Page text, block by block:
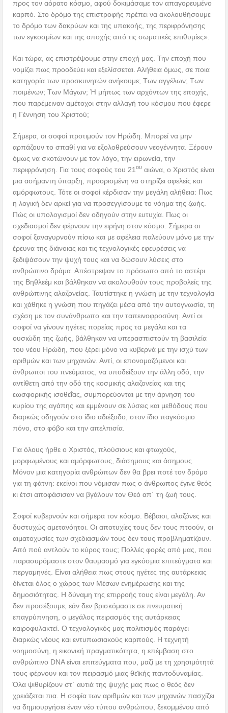
προς τον αόρατο κόσμο, αφού δοκιμάσαμε τον απαγορευμένο
καρπό. Στο δρόμο της επιστροφής πρέπει να ακολουθήσουμε
το δρόμο των δακρύων και της υπακοής, της περιφρόνησης
των εγκοσμίων και της αποχής από τις σωματικές επιθυμίες».
Και τώρα, ας επιστρέψουμε στην εποχή μας. Την εποχή που
νομίζει πως προοδεύει και εξελίσσεται. Αλήθεια όμως, σε ποια
κατηγορία των προσκυνητών ανήκουμε; Των αγγέλων; Των
ποιμένων; Των Μάγων; Ή μήπως των αρχόντων της εποχής,
που παρέμειναν αμέτοχοι στην αλλαγή του κόσμου που έφερε
η Γέννηση του Χριστού;
Σήμερα, οι σοφοί προτιμούν τον Ηρώδη. Μπορεί να μην
αρπάζουν το σπαθί για να εξολοθρεύσουν νεογέννητα. Ξέρουν
όμως να σκοτώνουν με τον λόγο, την ειρωνεία, την
περιφρόνηση. Για τους σοφούς του 21ου αιώνα, ο Χριστός είναι
μια ασήμαντη ύπαρξη, προορισμένη να στηρίζει αφελείς και
αμόρφωτους. Τότε οι σοφοί κέρδισαν την μεγάλη αλήθεια: Πως
η λογική δεν αρκεί για να προσεγγίσουμε το νόημα της ζωής.
Πώς οι υπολογισμοί δεν οδηγούν στην ευτυχία. Πως οι
σχεδιασμοί δεν φέρνουν την ειρήνη στον κόσμο. Σήμερα οι
σοφοί ξαναγυρνούν πίσω και με αφέλεια παλεύουν μόνο με την
έρευνα της διάνοιας και τις τεχνολογικές εφευρέσεις να
ξεδιψάσουν την ψυχή τους και να δώσουν λύσεις στο
ανθρώπινο δράμα. Απέστρεψαν το πρόσωπο από το αστέρι
της Βηθλεέμ και βάλθηκαν να ακολουθούν τους προβολείς της
ανθρώπινης αλαζονείας. Ταυτίστηκε η γνώση με την τεχνολογία
και χάθηκε η γνώση που πηγάζει μέσα από την αυτογνωσία, τη
σχέση με τον συνάνθρωπο και την ταπεινοφροσύνη. Αντί οι
σοφοί να γίνουν ηγέτες πορείας προς τα μεγάλα και τα
ουσιώδη της ζωής, βάλθηκαν να υπερασπιστούν τη βασιλεία
του νέου Ηρώδη, που ξέρει μόνο να κυβερνά με την ισχύ των
αριθμών και των μηχανών. Αντί, οι επονομαζόμενοι και
άνθρωποι του πνεύματος, να υποδείξουν την άλλη οδό, την
αντίθετη από την οδό της κοσμικής αλαζονείας και της
εωσφορικής ισοθεΐας, συμπορεύονται με την άρνηση του
κυρίου της αγάπης και εμμένουν σε λύσεις και μεθόδους που
διαρκώς οδηγούν στο ίδιο αδιέξοδο, στον ίδιο παγκόσμιο
πόνο, στο φόβο και την απελπισία.
Για όλους ήρθε ο Χριστός, πλούσιους και φτωχούς,
μορφωμένους και αμόρφωτους, διάσημους και άσημους.
Μόνον μια κατηγορία ανθρώπων δεν θα βρει ποτέ τον δρόμο
για τη φάτνη: εκείνοι που νόμισαν πως ο άνθρωπος έγινε θεός
κι έτσι αποφάσισαν να βγάλουν τον Θεό απ΄ τη ζωή τους.
Σοφοί κυβερνούν και σήμερα τον κόσμο. Βέβαιοι, αλαζόνες και
δυστυχώς αμετανόητοι. Οι αποτυχίες τους δεν τους πτοούν, οι
αιματοχυσίες των σχεδιασμών τους δεν τους προβληματίζουν.
Από πού αντλούν το κύρος τους; Πολλές φορές από μας, που
παρασυρόμαστε στον θαυμασμό για εγκόσμια επιτεύγματα και
περγαμηνές. Είναι αλήθεια πως στους ηγέτες της αυτάρκειας
δίνεται όλος ο χώρος των Μέσων ενημέρωσης και της
δημοσιότητας. Η δύναμη της επιρροής τους είναι μεγάλη. Αν
δεν προσέξουμε, εάν δεν βρισκόμαστε σε πνευματική
επαγρύπνηση, ο μεγάλος πειρασμός της αυτάρκειας
καιροφυλακτεί. Ο τεχνολογικός μας πολιτισμός παράγει
διαρκώς νέους και εντυπωσιακούς καρπούς. Η τεχνητή
νοημοσύνη, η εικονική πραγματικότητα, η επέμβαση στο
ανθρώπινο DNA είναι επιτεύγματα που, μαζί με τη χρησιμότητά
τους φέρνουν και τον πειρασμό μιας θεϊκής παντοδυναμίας.
Όλα ψιθυρίζουν στ΄ αυτιά της ψυχής μας πως ο θεός δεν
χρειάζεται πια. Η σοφία των αριθμών και των μηχανών πασχίζει
να δημιουργήσει έναν νέο τύπου ανθρώπου, ξεκομμένου από